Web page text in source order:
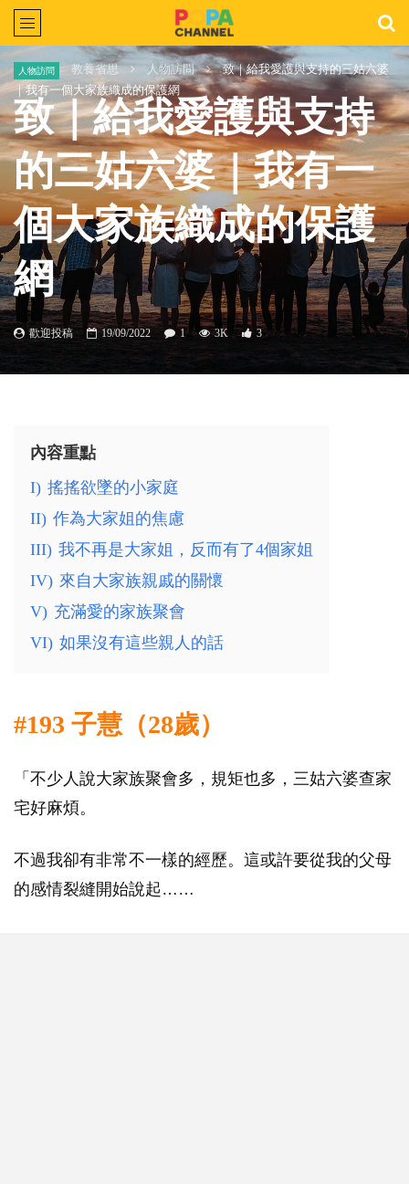
Home 教養省思 人物訪問
致｜給我愛護與支持的三姑六婆
｜我有一個大家族織成的保護網
人物訪問
致｜給我愛護與支持
的三姑六婆｜我有一
個大家族織成的保護
網
歡迎投稿 19/09/2022 1 3K 3
內容重點
I) 搖搖欲墜的小家庭
II) 作為大家姐的焦慮
III) 我不再是大家姐，反而有了4個家姐
IV) 來自大家族親戚的關懷
V) 充滿愛的家族聚會
VI) 如果沒有這些親人的話
#193 子慧（28歲）
「不少人說大家族聚會多，規矩也多，三姑六婆查家
宅好麻煩。
不過我卻有非常不一樣的經歷。這或許要從我的父母
的感情裂縫開始說起……